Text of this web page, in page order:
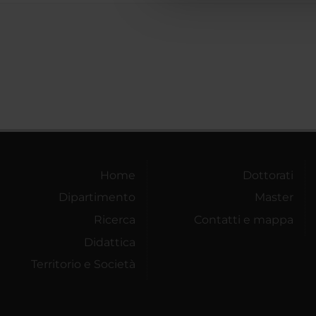
Home
Dipartimento
Ricerca
Didattica
Territorio e Società
Dottorati
Master
Contatti e mappa